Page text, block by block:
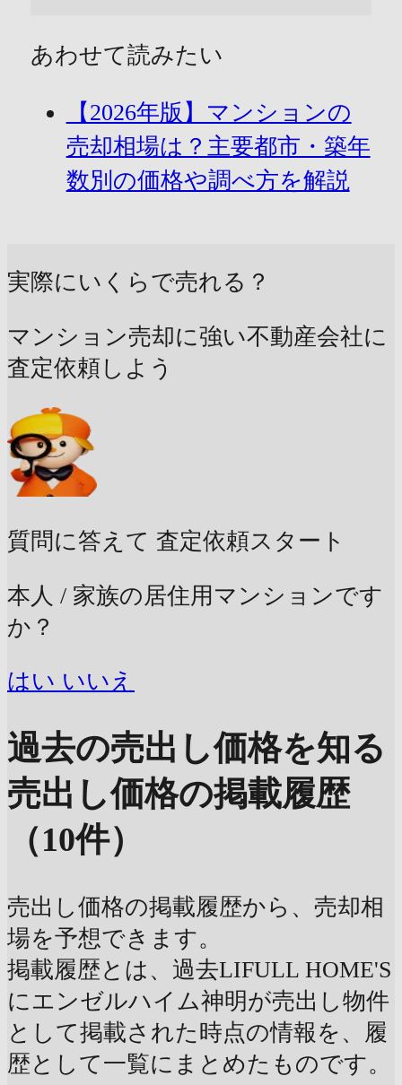
あわせて読みたい
【2026年版】マンションの
売却相場は？主要都市・築年
数別の価格や調べ方を解説
実際にいくらで売れる？
マンション売却に強い不動産会社に
査定依頼しよう
質問に答えて 査定依頼スタート
本人 / 家族の居住用マンションです
か？
はい いいえ
過去の売出し価格を知る
売出し価格の掲載履歴
（10件）
売出し価格の掲載履歴から、売却相
場を予想できます。
掲載履歴とは、過去LIFULL HOME'S
にエンゼルハイム神明が売出し物件
として掲載された時点の情報を、履
歴として一覧にまとめたものです。